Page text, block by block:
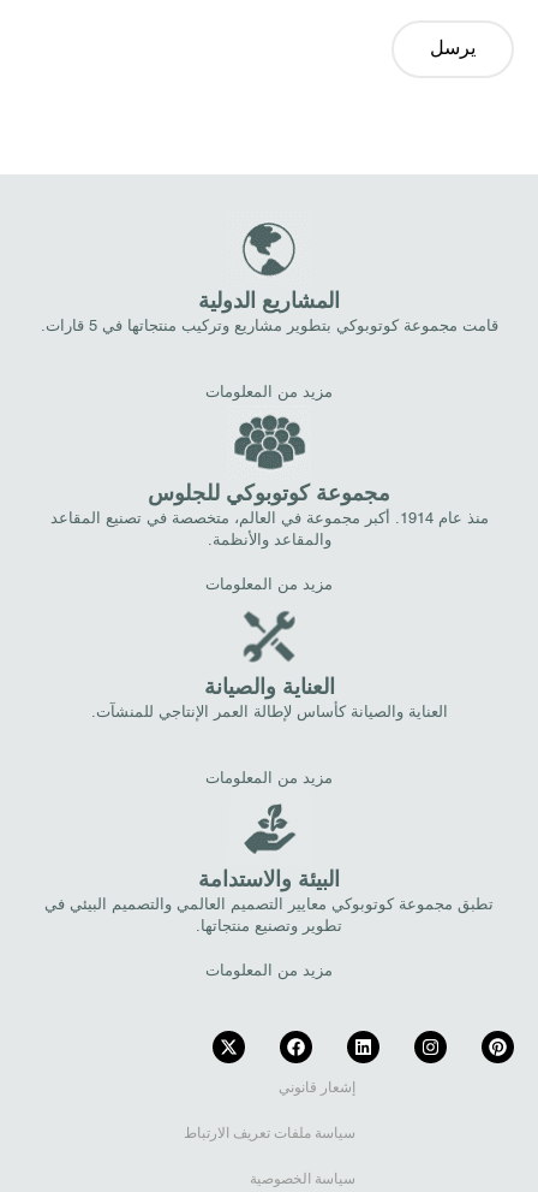
يرسل
المشاريع الدولية
قامت مجموعة كوتوبوكي بتطوير مشاريع وتركيب منتجاتها في 5 قارات.
مزيد من المعلومات
مجموعة كوتوبوكي للجلوس
منذ عام 1914. أكبر مجموعة في العالم، متخصصة في تصنيع المقاعد
والمقاعد والأنظمة.
مزيد من المعلومات
العناية والصيانة
العناية والصيانة كأساس لإطالة العمر الإنتاجي للمنشآت.
مزيد من المعلومات
البيئة والاستدامة
تطبق مجموعة كوتوبوكي معايير التصميم العالمي والتصميم البيئي في
تطوير وتصنيع منتجاتها.
مزيد من المعلومات
إشعار قانوني
سياسة ملفات تعريف الارتباط
سياسة الخصوصية